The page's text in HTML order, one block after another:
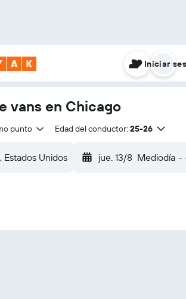
Iniciar
vans en Chicago
punto Edad del conductor: 25-26
Estados Unidos jue. 13/8 Mediodía -